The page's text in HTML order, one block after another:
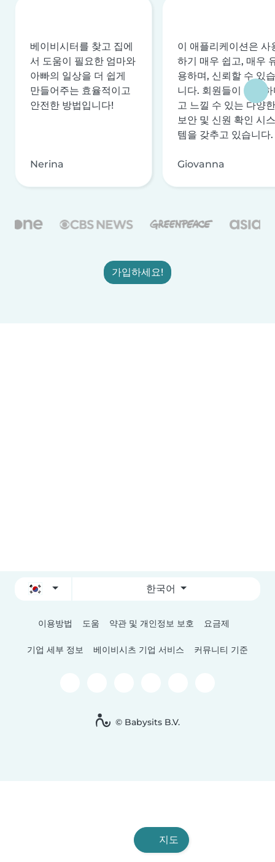
베이비시터를 찾고 집에
서 도움이 필요한 엄마와
아빠의 일상을 더 쉽게
만들어주는 효율적이고
안전한 방법입니다!
Nerina
이 애플리케이션은 사
하기 매우 쉽고, 매우
용하며, 신뢰할 수 있습
니다. 회원들이 안전
고 느낄 수 있는 다양한
보안 및 신원 확인 시스
템을 갖추고 있습니다.
Giovanna
가입하세요!
지도
한국어
이용방법 도움 약관 및 개인정보 보호 요금제
기업 세부 정보 베이비시츠 기업 서비스 커뮤니티 기준
© Babysits B.V.